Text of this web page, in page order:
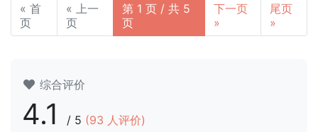
« 首
页
« 上一
页
第 1 页 / 共 5
页
下一页
»
尾页
»
综合评价
4.1 / 5 (93 人评价)